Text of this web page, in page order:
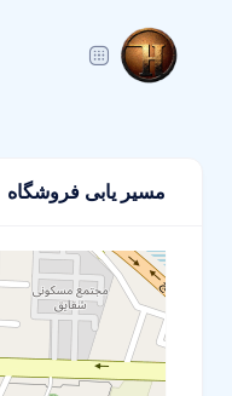
مسیر یابی فروشگاه